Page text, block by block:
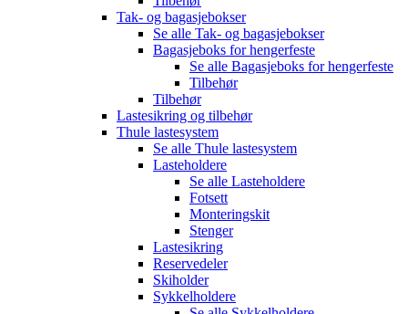
Tak- og bagasjebokser
Se alle Tak- og bagasjebokser
Bagasjeboks for hengerfeste
Se alle Bagasjeboks for hengerfeste
Tilbehør
Tilbehør
Lastesikring og tilbehør
Thule lastesystem
Se alle Thule lastesystem
Lasteholdere
Se alle Lasteholdere
Fotsett
Monteringskit
Stenger
Lastesikring
Reservedeler
Skiholder
Sykkelholdere